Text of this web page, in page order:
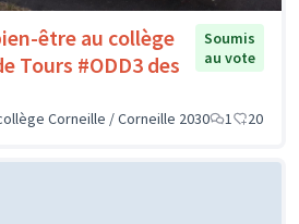
être au collège
Tours #ODD3 des
Soumis
au vote
Corneille / Corneille 2030 1 20